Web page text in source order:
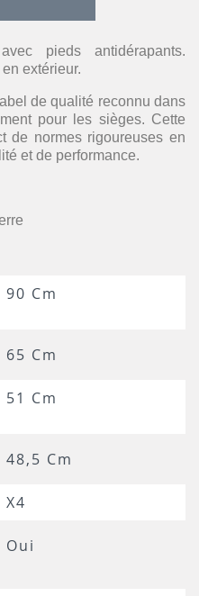
pieds antidérapants.
extérieur.
de qualité reconnu dans
pour les sièges. Cette
de normes rigoureuses en
et de performance.
90 Cm
65 Cm
51 Cm
48,5 Cm
X4
Oui